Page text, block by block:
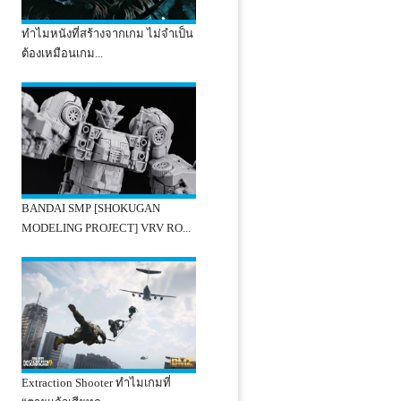
ทำไมหนังที่สร้างจากเกม ไม่จำเป็น
ต้องเหมือนเกม...
BANDAI SMP [SHOKUGAN
MODELING PROJECT] VRV RO...
Extraction Shooter ทำไมเกมที่